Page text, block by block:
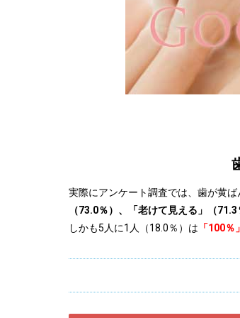
実際にアンケート調査では、歯が黄ば
（73.0％）、「老けて見える」（71.3
しかも5人に1人（18.0％）は 「100％」